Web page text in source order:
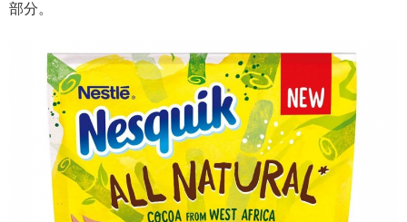
部分。